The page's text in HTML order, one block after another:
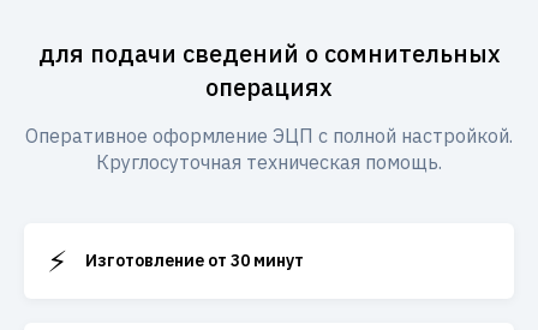
для подачи сведений о сомнительных
операциях
Оперативное оформление ЭЦП с полной настройкой.
Круглосуточная техническая помощь.
⚡ Изготовление от 30 минут